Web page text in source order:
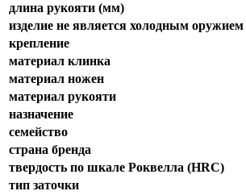
длина рукояти (мм)
изделие не является холодным оружием
крепление
материал клинка
материал ножен
материал рукояти
назначение
семейство
страна бренда
твердость по шкале Роквелла (HRC)
тип заточки